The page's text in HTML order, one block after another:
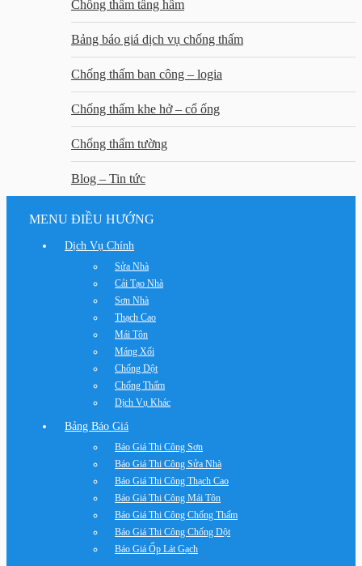
Chống thấm tầng hầm
Bảng báo giá dịch vụ chống thấm
Chống thấm ban công – logia
Chống thấm khe hở – cổ ống
Chống thấm tường
Blog – Tin tức
MENU ĐIỀU HƯỚNG
Dịch Vụ Chính
Sửa Nhà
Cải Tạo Nhà
Sơn Nhà
Thạch Cao
Mái Tôn
Máng Xối
Chống Dột
Chống Thấm
Dịch Vụ Khác
Bảng Báo Giá
Báo Giá Thi Công Sơn
Báo Giá Thi Công Sửa Nhà
Báo Giá Thi Công Thạch Cao
Báo Giá Thi Công Mái Tôn
Báo Giá Thi Công Chống Thấm
Báo Giá Thi Công Chống Dột
Báo Giá Ốp Lát Gạch